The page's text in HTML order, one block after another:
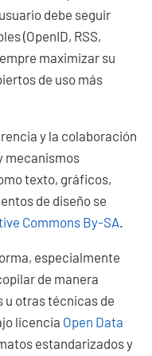
debe seguir
(OpenID, RSS,
maximizar su
de uso más
y la colaboración
mecanismos
texto, gráficos,
de diseño se
Commons By-SA.
especialmente
de manera
u otras técnicas de
licencia Open Data
estandarizados y